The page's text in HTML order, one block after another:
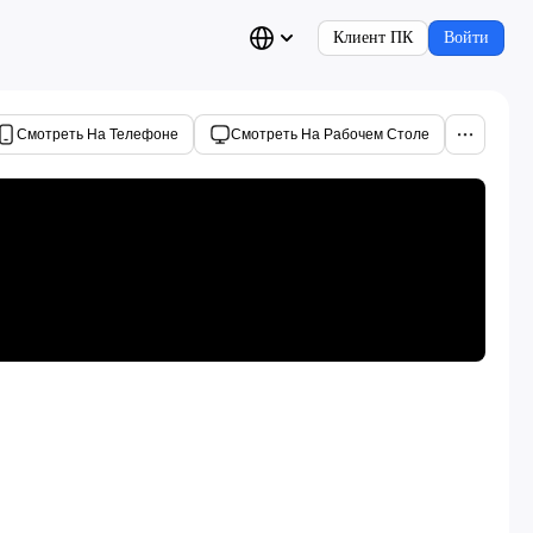
Клиент ПК Войти
Смотреть На Телефоне Смотреть На Рабочем Столе